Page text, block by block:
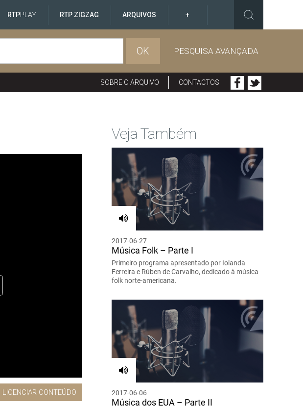
RTPPLAY RTP ZIGZAG ARQUIVOS +
OK PESQUISA AVANÇADA
SOBRE O ARQUIVO CONTACTOS
LICENCIAR CONTEÚDO
Veja Também
2017-06-27
Música Folk – Parte I
Primeiro programa apresentado por Iolanda
Ferreira e Rúben de Carvalho, dedicado à música
folk norte-americana.
2017-06-06
Música dos EUA – Parte II